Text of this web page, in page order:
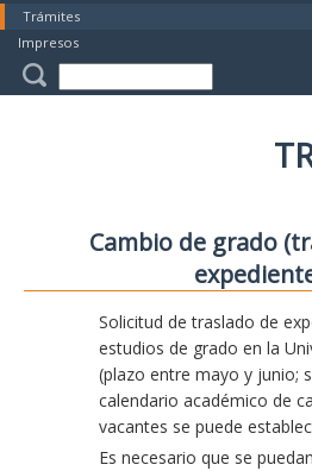
Trámites
Impresos
Cambio de grado
Solicitud de traslado de
estudios de grado en la
(plazo entre mayo y junio;
calendario académico de
vacantes se puede
Es necesario que se